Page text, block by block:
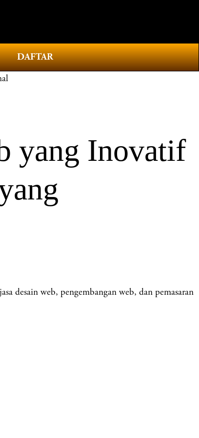
DAFTAR
yang Inovatif
desain web, pengembangan web, dan pemasaran